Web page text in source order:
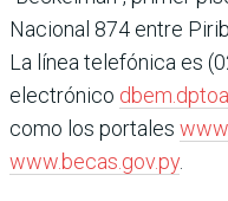
Nacional 874 entre
La línea telefónica es
electrónico
como los portales
www.becas.gov.py.